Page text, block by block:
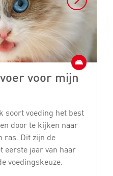
voor mijn
soort voeding het best
door te kijken naar
ras. Dit zijn de
eerste jaar van haar
voedingskeuze.